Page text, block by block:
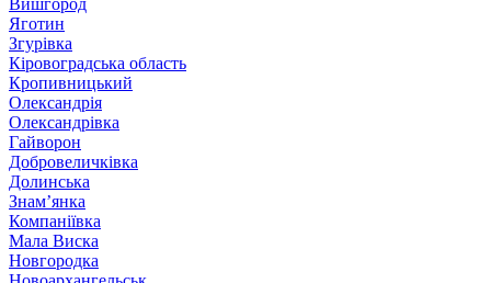
Вишгород
Яготин
Згурівка
Кіровоградська область
Кропивницький
Олександрія
Олександрівка
Гайворон
Добровеличківка
Долинська
Знам’янка
Компаніївка
Мала Виска
Новгородка